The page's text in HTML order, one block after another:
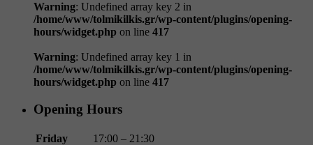
Warning: Undefined array key 2 in
/home/www/tolmikilkis.gr/wp-content/plugins/opening-
hours/widget.php on line 417
Warning: Undefined array key 1 in
/home/www/tolmikilkis.gr/wp-content/plugins/opening-
hours/widget.php on line 417
Opening Hours
Friday
17:00 – 21:30